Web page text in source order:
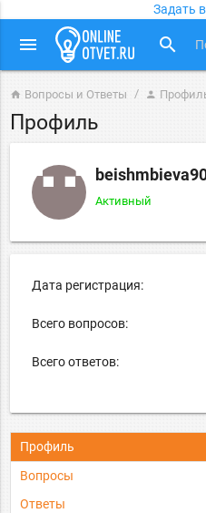
Задать
menu search
home Вопросы и Ответы person
Профиль
Активный
Дата регистрация:
Всего вопросов:
Всего ответов:
Профиль
Вопросы
Ответы